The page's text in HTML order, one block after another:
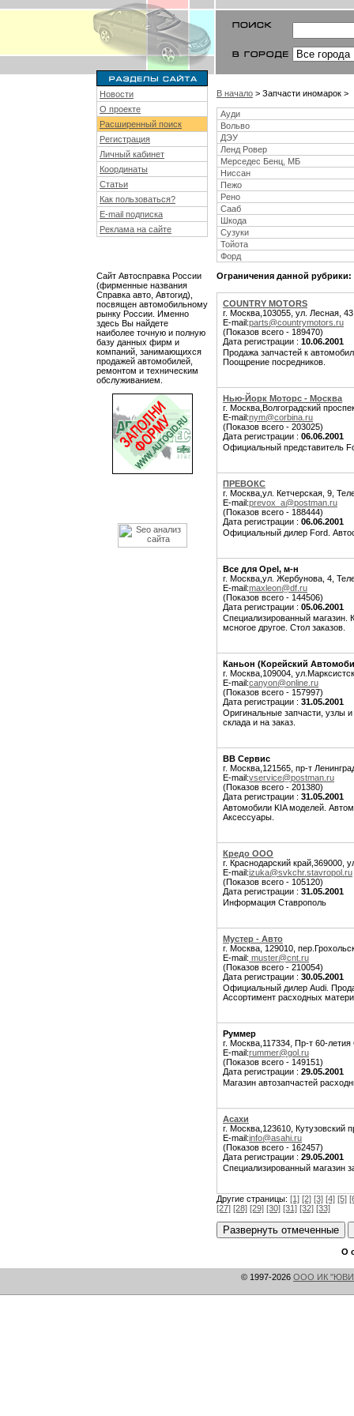
Новости
О проекте
Расширенный поиск
Регистрация
Личный кабинет
Координаты
Статьи
Как пользоваться?
E-mail подписка
Реклама на сайте
Сайт Автосправка России
(фирменные названия
Справка авто, Автогид),
посвящен автомобильному
рынку России. Именно
здесь Вы найдете
наиболее точную и полную
базу данных фирм и
компаний, занимающихся
продажей автомобилей,
ремонтом и техническим
обслуживанием.
В начало > Запчасти иномарок >
Ауди
Вольво
ДЭУ
Ленд Ровер
Мерседес Бенц, МБ
Ниссан
Пежо
Рено
Сааб
Шкода
Сузуки
Тойота
Форд
Ограничения данной рубрики:
COUNTRY MOTORS
г. Москва,103055, ул. Лесная,
E-mail:parts@countrymotors.ru
(Показов всего - 189470)
Дата регистрации : 10.06.2001
Продажа запчастей к
Поощрение посредников.
Нью-Йорк Моторс - Москва
г. Москва,Волгоградский
E-mail:nym@corbina.ru
(Показов всего - 203025)
Дата регистрации : 06.06.2001
Официальный представитель
ПРЕВОКС
г. Москва,ул. Кетчерская, 9,
E-mail:prevox_a@postman.ru
(Показов всего - 188444)
Дата регистрации : 06.06.2001
Официальный дилер Ford.
Все для Opel, м-н
г. Москва,ул. Жербунова, 4,
E-mail:maxleon@df.ru
(Показов всего - 144506)
Дата регистрации : 05.06.2001
Специализированный магазин.
мсногое другое. Стол заказов.
Каньон (Корейский
г. Москва,109004,
E-mail:canyon@online.ru
(Показов всего - 157997)
Дата регистрации : 31.05.2001
Оригинальные запчасти, узлы
склада и на заказ.
ВВ Сервис
г. Москва,121565, пр-т
E-mail:vservice@postman.ru
(Показов всего - 201380)
Дата регистрации : 31.05.2001
Автомобили KIA моделей.
Аксессуары.
Кредо ООО
г. Краснодарский край,369000,
E-mail:izuka@svkchr.stavropol.ru
(Показов всего - 105120)
Дата регистрации : 31.05.2001
Информация Ставрополь
Мустер - Авто
г. Москва, 129010,
E-mail: muster@cnt.ru
(Показов всего - 210054)
Дата регистрации : 30.05.2001
Официальный дилер Audi.
Ассортимент расходных
Руммер
г. Москва,117334, Пр-т 60-
E-mail:rummer@gol.ru
(Показов всего - 149151)
Дата регистрации : 29.05.2001
Магазин автозапчастей
Асахи
г. Москва,123610, Кутузовский
E-mail:info@asahi.ru
(Показов всего - 162457)
Дата регистрации : 29.05.2001
Специализированный магазин
Другие страницы: [1] [2] [3] [4] [5]
[27] [28] [29] [30] [31] [32] [33]
О
© 1997-2026 ООО ИК